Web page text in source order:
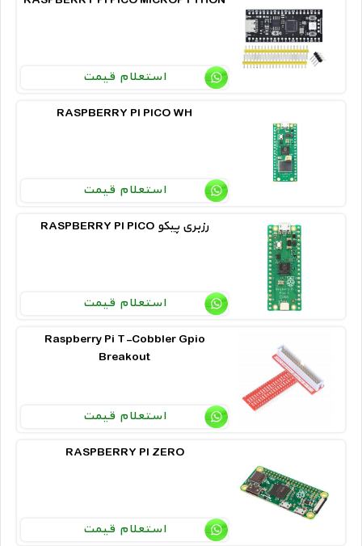
استعلام قیمت
RASPBERRY PI PICO WH
استعلام قیمت
RASPBERRY PI PICO رزبری پیکو
استعلام قیمت
Raspberry Pi T-Cobbler Gpio
Breakout
استعلام قیمت
RASPBERRY PI ZERO
استعلام قیمت